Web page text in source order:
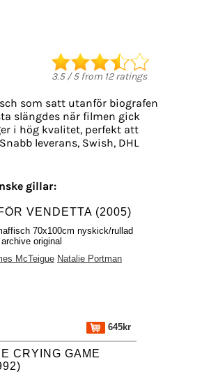
3.5/5from 12ratings
som satt utanför biografen
slängdes när filmen gick
i hög kvalitet, perfekt att
leverans, Swish, DHL
gillar:
VENDETTA (2005)
70x100cm nyskick/rullad
archive original
McTeigue Natalie Portman
645kr
CRYING GAME